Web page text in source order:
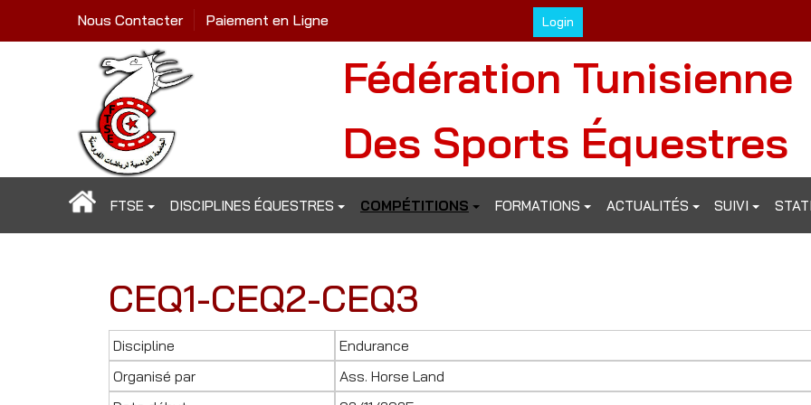
Login
Nous Contacter Paiement en Ligne
Fédération Tunisienne
Des Sports Équestres
FTSE DISCIPLINES ÉQUESTRES COMPÉTITIONS FORMATIONS ACTUALITÉS SUIVI
CEQ1-CEQ2-CEQ3
Discipline
Endurance
Organisé par
Ass. Horse Land